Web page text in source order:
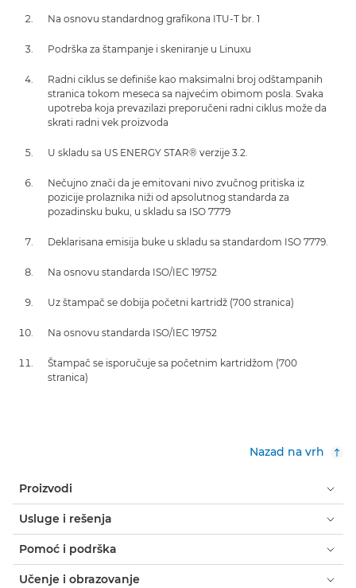
Na osnovu standardnog grafikona ITU-T br. 1
Podrška za štampanje i skeniranje u Linuxu
Radni ciklus se definiše kao maksimalni broj odštampanih
stranica tokom meseca sa najvećim obimom posla. Svaka
upotreba koja prevazilazi preporučeni radni ciklus može da
skrati radni vek proizvoda
U skladu sa US ENERGY STAR® verzije 3.2.
Nečujno znači da je emitovani nivo zvučnog pritiska iz
pozicije prolaznika niži od apsolutnog standarda za
pozadinsku buku, u skladu sa ISO 7779
Deklarisana emisija buke u skladu sa standardom ISO 7779.
Na osnovu standarda ISO/IEC 19752
Uz štampač se dobija početni kartridž (700 stranica)
Na osnovu standarda ISO/IEC 19752
Štampač se isporučuje sa početnim kartridžom (700
stranica)
Nazad na vrh
Proizvodi
Usluge i rešenja
Pomoć i podrška
Učenje i obrazovanje